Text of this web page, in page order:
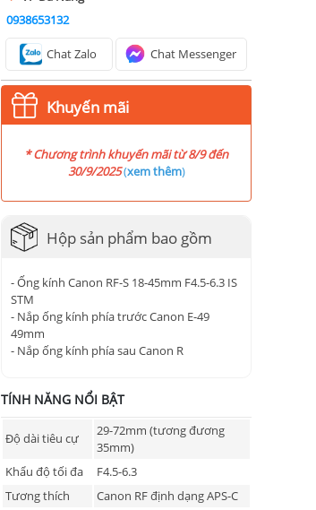
0938653132
Chat Zalo Chat Messenger
Khuyến mãi
* Chương trình khuyến mãi từ 8/9 đến
30/9/2025(xem thêm)
Hộp sản phẩm bao gồm
- Ống kính Canon RF-S 18-45mm F4.5-6.3 IS
STM
- Nắp ống kính phía trước Canon E-49
49mm
- Nắp ống kính phía sau Canon R
TÍNH NĂNG NỔI BẬT
Độ dài tiêu cự
29-72mm (tương đương
35mm)
Khẩu độ tối đa
F4.5-6.3
Tương thích
Canon RF định dạng APS-C